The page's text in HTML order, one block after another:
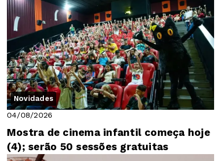
Novidades
04/08/2026
Mostra de cinema infantil começa hoje
(4); serão 50 sessões gratuitas